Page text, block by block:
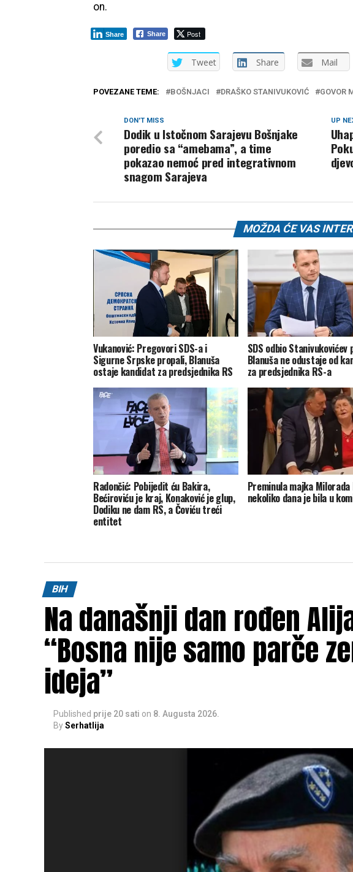
on.
Share Post
Share
Tweet Share Mail
POVEZANE TEME: BOŠNJACI DRAŠKO STANIVUKOVIĆ GOVOR
UP
DON'T MISS
Dodik u Istočnom Sarajevu Bošnjake
poredio sa “amebama”, a time
pokazao nemoć pred integrativnom
snagom Sarajeva
MOŽDA ĆE VAS
Vukanović: Pregovori SDS-a i
Sigurne Srpske propali, Blanuša
ostaje kandidat za predsjednika RS
SDS odbio
Blanuša ne odustaje od
za predsjednika RS-a
Radončić: Pobijedit ću Bakira,
Bećiroviću je kraj, Konaković je glup,
Dodiku ne dam RS, a Čoviću treći
entitet
Preminula majka Milorada
nekoliko dana je bila u
BIH
Na današnji dan rođen
“Bosna nije samo parče
ideja”
Published prije 20 sati on 8. Augusta 2026.
BySerhatlija